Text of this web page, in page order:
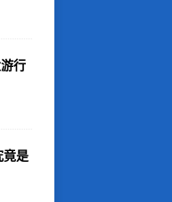
行
竟是